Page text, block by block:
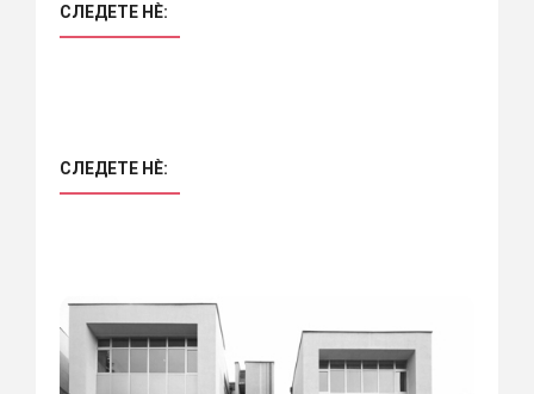
СЛЕДЕТЕ НÈ:
СЛЕДЕТЕ НÈ: